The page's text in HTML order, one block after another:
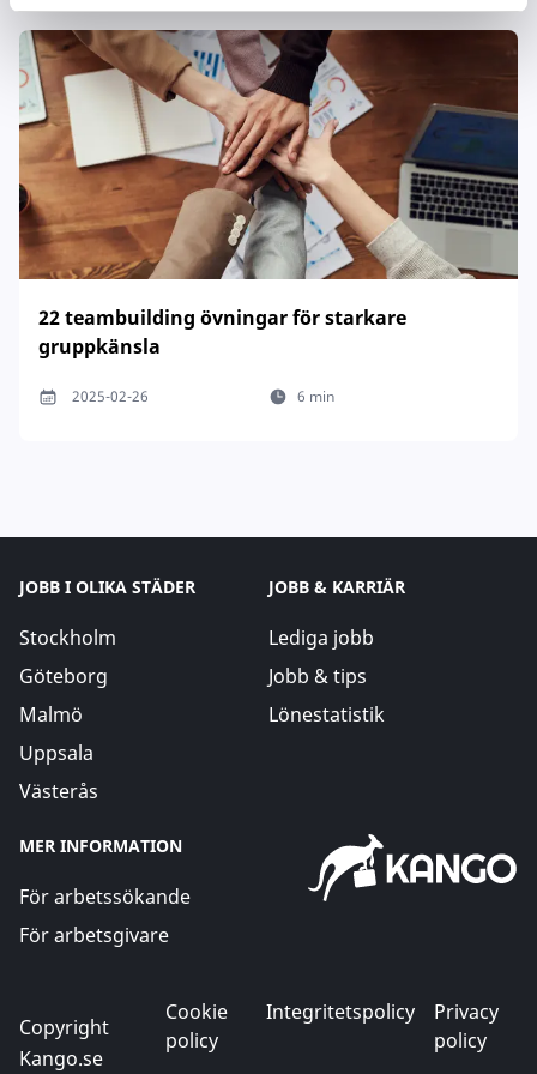
22 teambuilding övningar för starkare
gruppkänsla
2025-02-26 6 min
JOBB I OLIKA STÄDER
Stockholm
Göteborg
Malmö
Uppsala
Västerås
JOBB & KARRIÄR
Lediga jobb
Jobb & tips
Lönestatistik
MER INFORMATION
För arbetssökande
För arbetsgivare
Copyright
Kango.se
Cookie
policy
Integritetspolicy
Privacy
policy